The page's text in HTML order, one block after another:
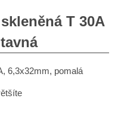
T 30A
6,3x32mm, pomalá